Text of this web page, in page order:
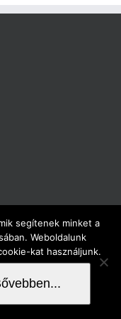
fenntartva |
segítenek minket a
Weboldalunk
kat használjunk.